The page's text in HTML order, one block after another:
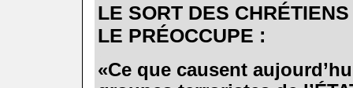
LE SORT DES
LE PRÉOCCUPE :
«Ce que causent